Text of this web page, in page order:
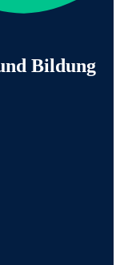
Bildung